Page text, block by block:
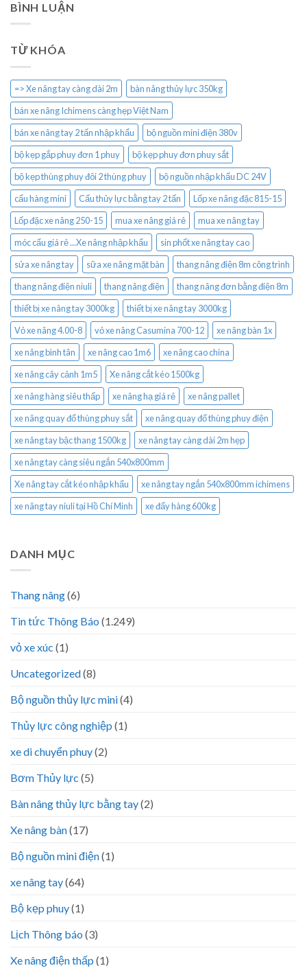
BÌNH LUẬN
TỪ KHÓA
=> Xe nâng tay càng dài 2m
bàn nâng thủy lực 350kg
bán xe nâng Ichimens càng hẹp Việt Nam
bán xe nâng tay 2 tấn nhập khẩu
bộ nguồn mini điện 380v
bộ kẹp gắp phuy đơn 1 phuy
bộ kẹp phuy đơn phuy sắt
bộ kẹp thùng phuy đôi 2 thùng phuy
bộ nguồn nhập khẩu DC 24V
cẩu hàng mini
Cẩu thủy lực bằng tay 2 tấn
Lốp xe nâng đặc 815-15
Lốp đặc xe nâng 250-15
mua xe nâng giá rẻ
mua xe nâng tay
móc cẩu giá rẻ ...Xe nâng nhập khẩu
sin phốt xe nâng tay cao
sửa xe nâng tay
sữa xe nâng mặt bàn
thang nâng điện 8m công trình
thang nâng điện niuli
thang nâng điện
thang nâng đơn bằng điện 8m
thiết bị xe nâng tay 3000kg
thiết bị xe nâng tay 3000kg
Vỏ xe nâng 4.00-8
vỏ xe nâng Casumina 700-12
xe nâng bàn 1x
xe nâng bình tân
xe nâng cao 1m6
xe nâng cao china
xe nâng cây cảnh 1m5
Xe nâng cắt kéo 1500kg
xe nâng hàng siêu thấp
xe nâng hạ giá rẻ
xe nâng pallet
xe nâng quay đổ thùng phuy sắt
xe nâng quay đổ thùng phuy điện
xe nâng tay bậc thang 1500kg
xe nâng tay càng dài 2m hẹp
xe nâng tay càng siêu ngắn 540x800mm
Xe nâng tay cắt kéo nhập khẩu
xe nâng tay ngắn 540x800mm ichimens
xe nâng tay niuli tại Hồ Chí Minh
xe đẩy hàng 600kg
DANH MỤC
Thang nâng(6)
Tin tức Thông Báo (1.249)
vỏ xe xúc (1)
Uncategorized(8)
Bộ nguồn thủy lực mini(4)
Thủy lực công nghiệp (1)
xe di chuyển phuy(2)
Bơm Thủy lực (5)
Bàn nâng thủy lực bằng tay(2)
Xe nâng bàn(17)
Bộ nguồn mini điện(1)
xe nâng tay(64)
Bộ kẹp phuy(1)
Lịch Thông báo (3)
Xe nâng điện thấp (1)